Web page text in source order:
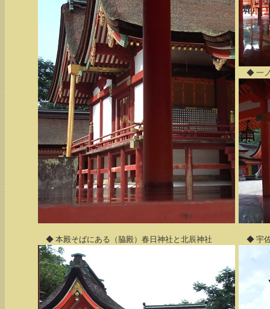
◆ 一ノ
◆ 本殿そばにある（脇殿）春日神社と北辰神社 ◆ 宇佐